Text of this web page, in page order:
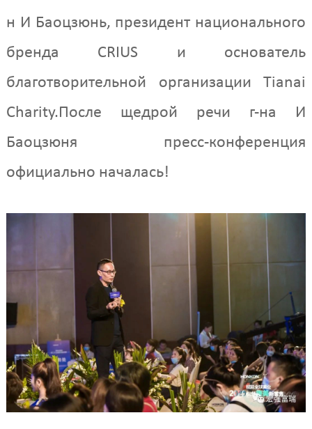
н И Баоцзюнь, президент национального
бренда CRIUS и основатель
благотворительной организации Tianai
Charity.После щедрой речи г-на И
Баоцзюня пресс-конференция
официально началась!